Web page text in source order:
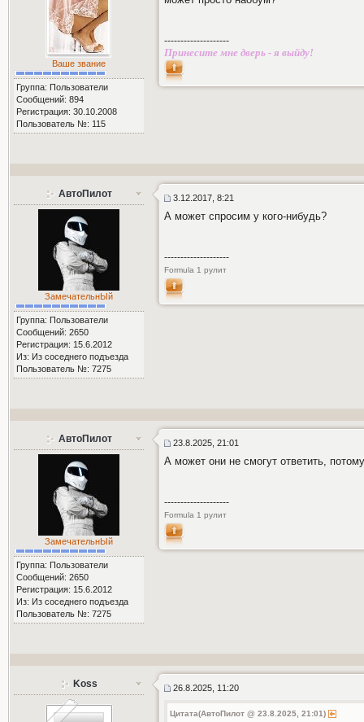
Ваше звание
Группа: Пользователи
Сообщений: 894
Регистрация: 30.10.2008
Пользователь №: 115
--------------------
Принесите мне дверь - я выйду!
АвтоПилот
ЗамечательнЫй
Группа: Пользователи
Сообщений: 2650
Регистрация: 15.6.2012
Из: Из соседнего подъезда
Пользователь №: 7275
3.12.2017, 8:21
А может спросим у кого-нибудь?
--------------------
Formula 1 рулит
АвтоПилот
ЗамечательнЫй
Группа: Пользователи
Сообщений: 2650
Регистрация: 15.6.2012
Из: Из соседнего подъезда
Пользователь №: 7275
23.8.2025, 21:01
А может они не смогут ответить,
--------------------
Formula 1 рулит
Koss 26.8.2025, 11:20
Цитата(АвтоПилот @ 23.8.2025, 21:01)